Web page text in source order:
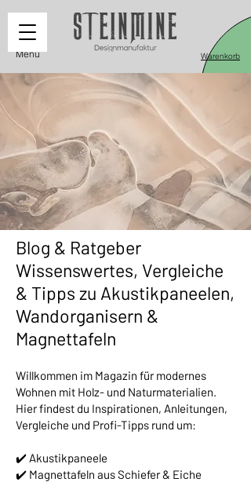
Warenkorb
Menü
Blog & Ratgeber
Wissenswertes, Vergleiche
& Tipps zu Akustikpaneelen,
Wandorganisern &
Magnettafeln
Willkommen im Magazin für modernes
Wohnen mit Holz- und Naturmaterialien.
Hier findest du Inspirationen, Anleitungen,
Vergleiche und Profi-Tipps rund um:
✔️ Akustikpaneele
✔️ Magnettafeln aus Schiefer & Eiche